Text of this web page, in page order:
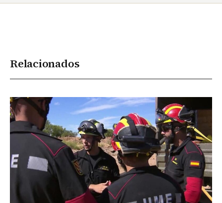
Relacionados